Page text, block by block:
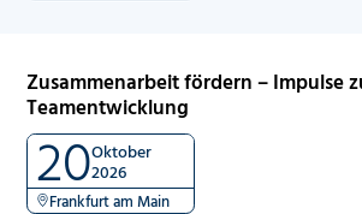
Zusammenarbeit fördern – Impulse
Teamentwicklung
20Oktober
2026
Frankfurt am Main